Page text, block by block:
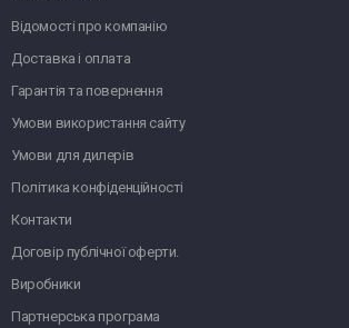
Відомості про компанію
Доставка і оплата
Гарантія та повернення
Умови використання сайту
Умови для дилерів
Політика конфіденційності
Контакти
Договір публічної оферти.
Виробники
Партнерська програма